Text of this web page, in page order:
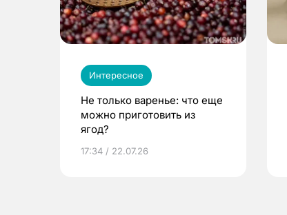
Интересное
Не только варенье: что еще
можно приготовить из
ягод?
17:34 / 22.07.26